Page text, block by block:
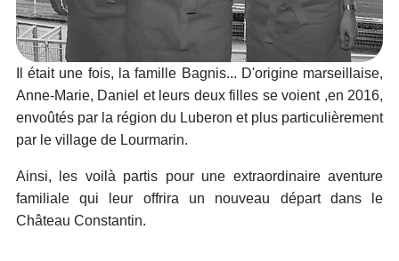
Il était une fois, la famille Bagnis... D'origine marseillaise,
Anne-Marie, Daniel et leurs deux filles se voient ,en 2016,
envoûtés par la région du Luberon et plus particulièrement
par le village de Lourmarin.
Ainsi, les voilà partis pour une extraordinaire aventure
familiale qui leur offrira un nouveau départ dans le
Château Constantin.